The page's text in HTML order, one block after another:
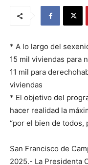
* A lo largo del
15 mil viviendas para
11 mil para
viviendas
* El objetivo del
hacer realidad la
“por el bien de todos,
San Francisco de
2025.- La Presidenta